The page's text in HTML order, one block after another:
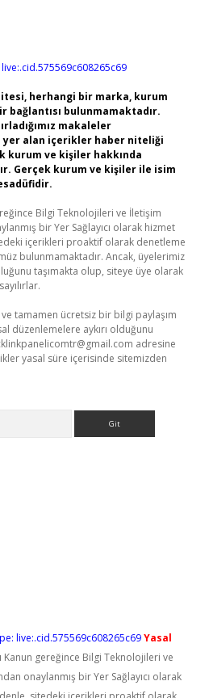
live:.cid.575569c608265c69
herhangi bir marka, kurum
bağlantısı bulunmamaktadır.
makaleler
yer alan içerikler haber niteliği
kurum ve kişiler hakkında
Gerçek kurum ve kişiler ile isim
Bilgi Teknolojileri ve İletişim
bir Yer Sağlayıcı olarak hizmet
içerikleri proaktif olarak denetleme
bulunmamaktadır. Ancak, üyelerimiz
taşımakta olup, siteye üye olarak
tamamen ücretsiz bir bilgi paylaşım
düzenlemelere aykırı olduğunu
adresine
yasal süre içerisinde sitemizden
live:.cid.575569c608265c69Yasal
Kanun gereğince Bilgi Teknolojileri ve
onaylanmış bir Yer Sağlayıcı olarak